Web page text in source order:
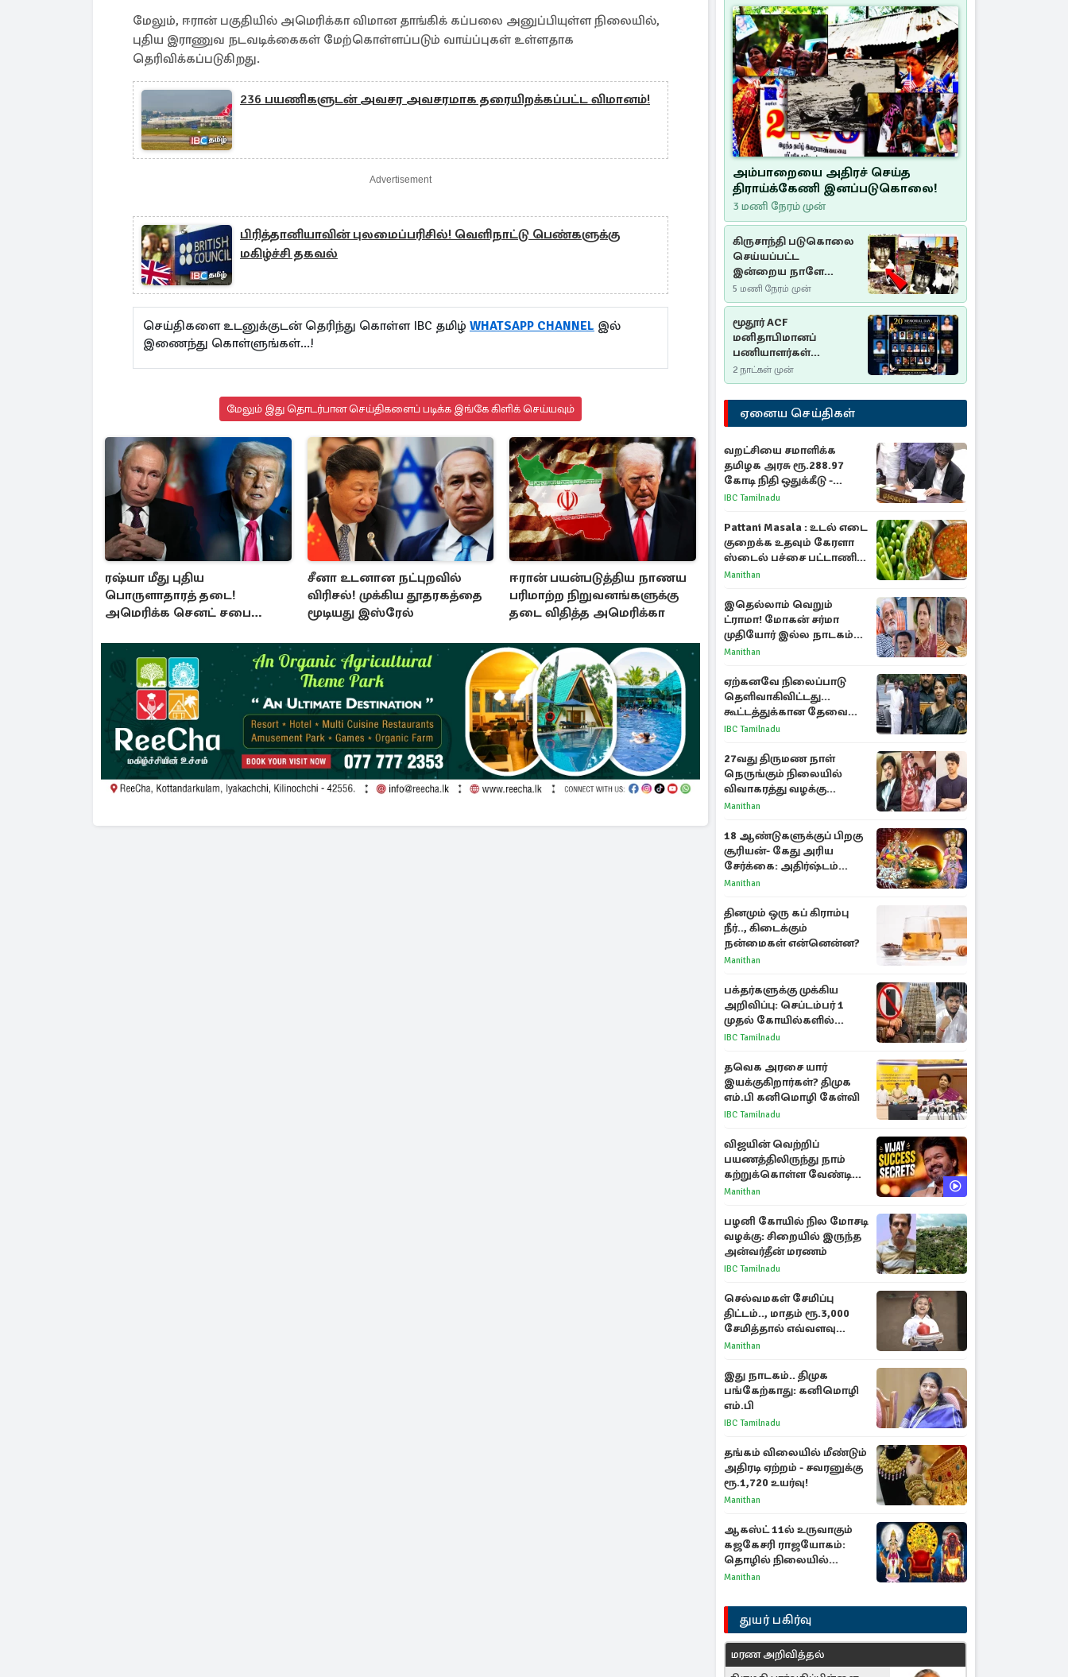
மேலும், ஈரான் பகுதியில் அமெரிக்கா விமான தாங்கிக் கப்பலை அனுப்பியுள்ள நிலையில்,
புதிய இராணுவ நடவடிக்கைகள் மேற்கொள்ளப்படும் வாய்ப்புகள் உள்ளதாக
தெரிவிக்கப்படுகிறது.
236 பயணிகளுடன் அவசர அவசரமாக தரையிறக்கப்பட்ட விமானம்!
Advertisement
பிரித்தானியாவின் புலமைப்பரிசில்! வெளிநாட்டு பெண்களுக்கு
மகிழ்ச்சி தகவல்
செய்திகளை உடனுக்குடன் தெரிந்து கொள்ள IBC தமிழ் WHATSAPP CHANNEL இல்
இணைந்து கொள்ளுங்கள்...!
மேலும் இது தொடர்பான செய்திகளைப் படிக்க இங்கே கிளிக் செய்யவும்
ரஷ்யா மீது புதிய
பொருளாதாரத் தடை!
அமெரிக்க செனட் சபை
சீனா உடனான நட்புறவில்
விரிசல்! முக்கிய தூதரகத்தை
மூடியது இஸ்ரேல்
ஈரான் பயன்படுத்திய நாணய
பரிமாற்ற நிறுவனங்களுக்கு
தடை விதித்த அமெரிக்கா
அம்பாறையை அதிரச் செய்த
திராய்க்கேணி இனப்படுகொலை!
3 மணி நேரம் முன்
கிருசாந்தி படுகொலை
செய்யப்பட்ட
இன்றைய நாளே
செம்மணி
இனப்படுகொலை
தினம்…!
5 மணி நேரம் முன்
மூதூர் ACF
மனிதாபிமானப்
பணியாளர்கள்
படுகொலை (2006): 20
ஆண்டுகளாகியும் நீதி
மறுக்கப்பட்ட
மனிதாபிமானப்
பேரவலம்
2 நாட்கள் முன்
ஏனைய செய்திகள்
வறட்சியை சமாளிக்க
தமிழக அரசு ரூ.288.97
கோடி நிதி ஒதுக்கீடு -
வெளியான அரசாணை
IBC Tamilnadu
Pattani Masala : உடல் எடை
குறைக்க உதவும் கேரளா
ஸ்டைல் பச்சை பட்டாணி
கிரேவி
Manithan
இதெல்லாம் வெறும்
ட்ராமா! மோகன் சர்மா
முதியோர் இல்ல நாடகம்
குறித்து குட்டி பத்மினி
Manithan
ஏற்கனவே நிலைப்பாடு
தெளிவாகிவிட்டது...
கூட்டத்துக்கான தேவை
என்ன? - கனிமொழி
IBC Tamilnadu
27வது திருமண நாள்
நெருங்கும் நிலையில்
விவாகரத்து வழக்கு
வாபஸ்! விஜய்யுடன்
Manithan
18 ஆண்டுகளுக்குப் பிறகு
சூரியன்- கேது அரிய
சேர்க்கை: அதிர்ஷ்டம்
பெறும் 3 ராசிகள்!
Manithan
தினமும் ஒரு கப் கிராம்பு
நீர்.., கிடைக்கும்
நன்மைகள் என்னென்ன?
Manithan
பக்தர்களுக்கு முக்கிய
அறிவிப்பு: செப்டம்பர் 1
முதல் கோயில்களில்
மொபைலுக்கு தடை!
IBC Tamilnadu
தவெக அரசை யார்
இயக்குகிறார்கள்? திமுக
எம்.பி கனிமொழி கேள்வி
IBC Tamilnadu
விஜயின் வெற்றிப்
பயணத்திலிருந்து நாம்
கற்றுக்கொள்ள வேண்டிய
முக்கிய 3 விடயங்கள்!
Manithan
பழனி கோயில் நில மோசடி
வழக்கு: சிறையில் இருந்த
அன்வர்தீன் மரணம்
IBC Tamilnadu
செல்வமகள் சேமிப்பு
திட்டம்.., மாதம் ரூ.3,000
சேமித்தால் எவ்வளவு
கிடைக்கும்?
Manithan
இது நாடகம்.. திமுக
பங்கேற்காது: கனிமொழி
எம்.பி
IBC Tamilnadu
தங்கம் விலையில் மீண்டும்
அதிரடி ஏற்றம் - சவரனுக்கு
ரூ.1,720 உயர்வு!
Manithan
ஆகஸ்ட் 11ல் உருவாகும்
கஜகேசரி ராஜயோகம்:
தொழில் நிலையில்
அதிர்ஷ்டம் பெறும் 3
Manithan
துயர் பகிர்வு
மரண அறிவித்தல்